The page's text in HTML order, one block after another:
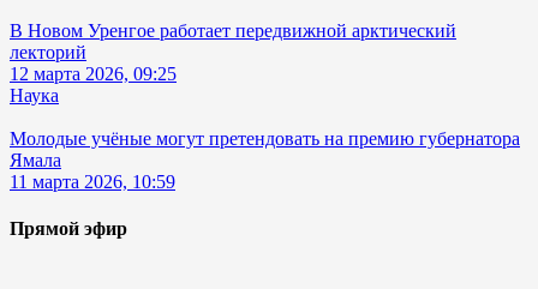
В Новом Уренгое работает передвижной арктический
лекторий
12 марта 2026, 09:25
Наука
Молодые учёные могут претендовать на премию губернатора
Ямала
11 марта 2026, 10:59
Прямой эфир